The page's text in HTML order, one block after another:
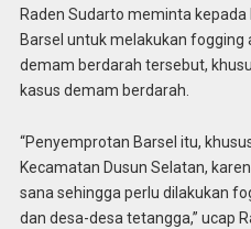
Raden Sudarto meminta kepada
Barsel untuk melakukan
demam berdarah tersebut,
kasus demam berdarah.
“Penyemprotan Barsel itu,
Kecamatan Dusun Selatan,
sana sehingga perlu dilakukan
dan desa-desa tetangga,” ucap